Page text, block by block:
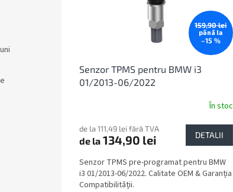
159,90 lei
până la
–15 %
Senzor TPMS pentru BMW i3
01/2013-06/2022
În stoc
de la 111,49 lei fără TVA
de la 134,90 lei DETALII
Senzor TPMS pre-programat pentru BMW
i3 01/2013-06/2022. Calitate OEM & Garanția
Compatibilității.